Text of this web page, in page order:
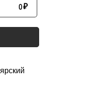
0₽